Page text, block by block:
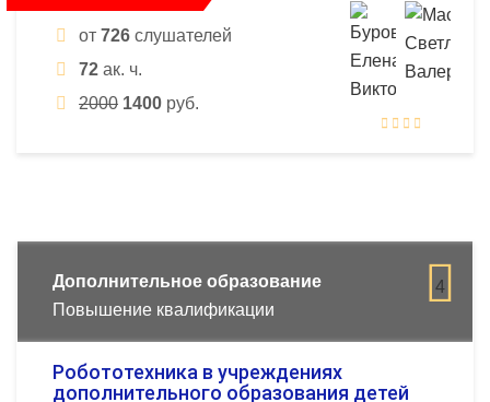
от 726 слушателей
72 ак. ч.
2000 1400 руб.
4
Дополнительное образование
Повышение квалификации
Робототехника в учреждениях
дополнительного образования детей